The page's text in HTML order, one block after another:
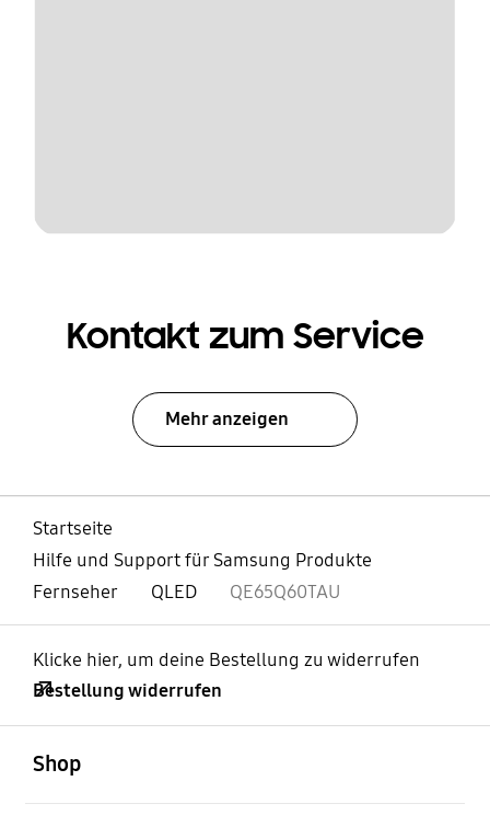
Kontakt zum Service
Mehr anzeigen
Startseite
Hilfe und Support für Samsung Produkte
Fernseher
QLED QE65Q60TAU
Klicke hier, um deine Bestellung zu widerrufen
Bestellung widerrufen
Shop